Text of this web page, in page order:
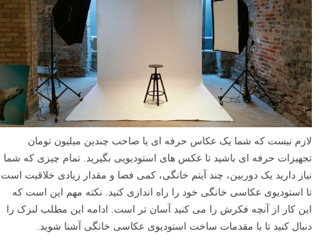
لازم نیست که شما یک عکاس حرفه ای یا صاحب چندین میلیون تومان
تجهیزات حرفه ای باشید تا عکس های استودیویی بگیرید. تمام چیزی که شما
نیاز دارید یک دوربین، چند آیتم خانگی، کمی فضا و مقدار زیادی خلاقیت است
تا استودیوی عکاسی خانگی خود را راه اندازی کنید. نکته مهم این است که
این کار از آنچه فکرش را می کنید آسان تر است. ادامه این مطلب لنزک را
دنبال کنید تا با مقدمات ساخت استودیوی عکاسی خانگی آشنا شوید.